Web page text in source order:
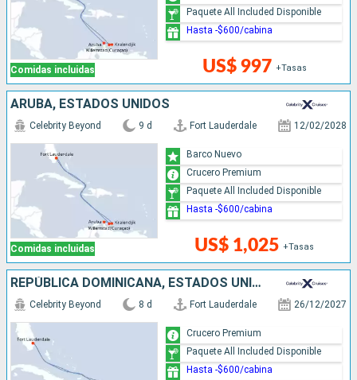
Comidas incluidas US$ 997 +Tasas
Paquete All Included Disponible
Hasta -$600/cabina
ARUBA, ESTADOS UNIDOS
Comidas incluidas
Celebrity Beyond 9 d Fort Lauderdale 12/02/2028
US$ 1,025 +Tasas
Barco Nuevo
Crucero Premium
Paquete All Included Disponible
Hasta -$600/cabina
REPÚBLICA DOMINICANA, ESTADOS UNIDOS
Celebrity Beyond 8 d Fort Lauderdale 26/12/2027
Crucero Premium
Paquete All Included Disponible
Hasta -$600/cabina